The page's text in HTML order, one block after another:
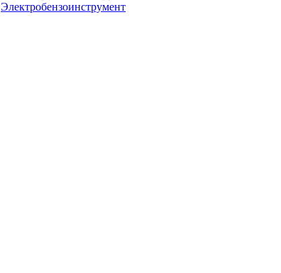
Электробензоинструмент